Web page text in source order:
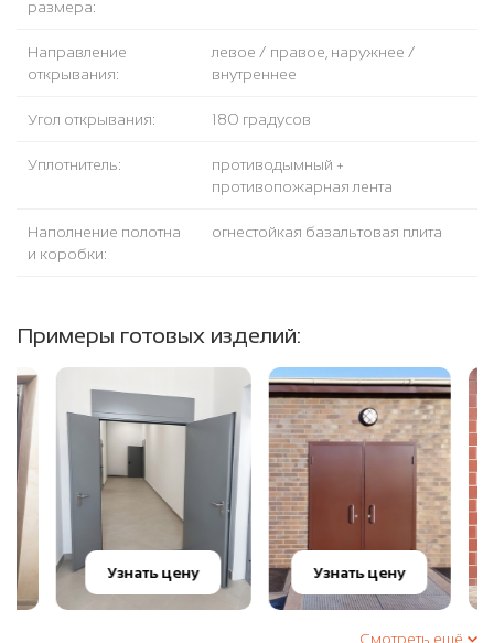
размера:
Направление
открывания:
левое / правое, наружнее /
внутреннее
Угол открывания: 180 градусов
Уплотнитель:
противодымный +
противопожарная лента
Наполнение полотна
и коробки:
огнестойкая базальтовая плита
Примеры готовых изделий:
Узнать цену Узнать цену
Смотреть ещё